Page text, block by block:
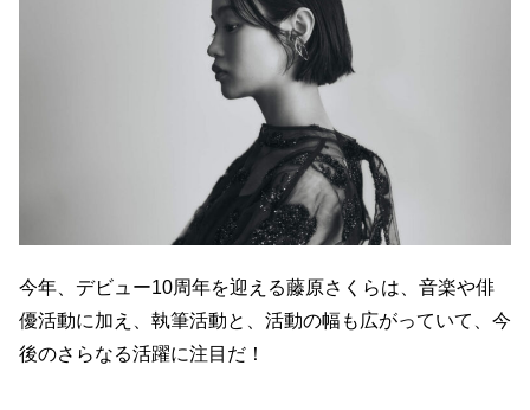
今年、デビュー10周年を迎える藤原さくらは、音楽や俳
優活動に加え、執筆活動と、活動の幅も広がっていて、今
後のさらなる活躍に注目だ！